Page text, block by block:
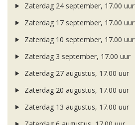
Zaterdag 24 september, 17.00 uur
Zaterdag 17 september, 17.00 uur
Zaterdag 10 september, 17.00 uur
Zaterdag 3 september, 17.00 uur
Zaterdag 27 augustus, 17.00 uur
Zaterdag 20 augustus, 17.00 uur
Zaterdag 13 augustus, 17.00 uur